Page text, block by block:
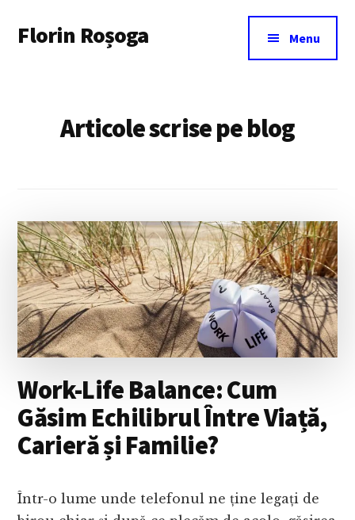
main
menu
Florin Roșoga Menu
Articole scrise pe blog
Work-Life Balance: Cum
Găsim Echilibrul Între Viață,
Carieră și Familie?
Într-o lume unde telefonul ne ține legați de